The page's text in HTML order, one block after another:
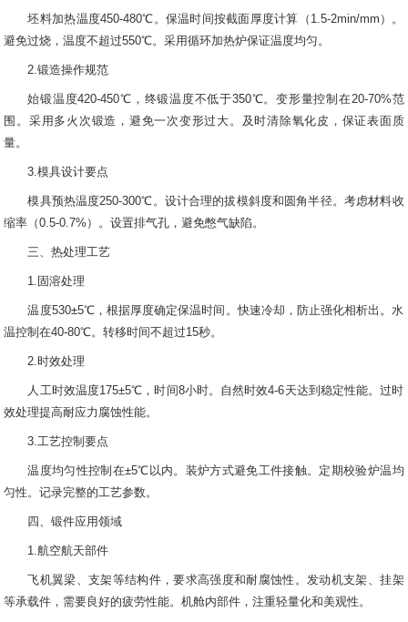
坯料加热温度450-480℃。保温时间按截面厚度计算（1.5-2min/mm）。
避免过烧，温度不超过550℃。采用循环加热炉保证温度均匀。
2.锻造操作规范
始锻温度420-450℃，终锻温度不低于350℃。变形量控制在20-70%范
围。采用多火次锻造，避免一次变形过大。及时清除氧化皮，保证表面质
量。
3.模具设计要点
模具预热温度250-300℃。设计合理的拔模斜度和圆角半径。考虑材料收
缩率（0.5-0.7%）。设置排气孔，避免憋气缺陷。
三、热处理工艺
1.固溶处理
温度530±5℃，根据厚度确定保温时间。快速冷却，防止强化相析出。水
温控制在40-80℃。转移时间不超过15秒。
2.时效处理
人工时效温度175±5℃，时间8小时。自然时效4-6天达到稳定性能。过时
效处理提高耐应力腐蚀性能。
3.工艺控制要点
温度均匀性控制在±5℃以内。装炉方式避免工件接触。定期校验炉温均
匀性。记录完整的工艺参数。
四、锻件应用领域
1.航空航天部件
飞机翼梁、支架等结构件，要求高强度和耐腐蚀性。发动机支架、挂架
等承载件，需要良好的疲劳性能。机舱内部件，注重轻量化和美观性。